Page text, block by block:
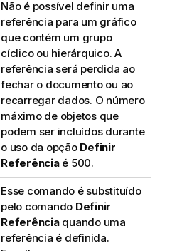
Não é possível definir uma
referência para um gráfico
que contém um grupo
cíclico ou hierárquico. A
referência será perdida ao
fechar o documento ou ao
recarregar dados. O número
máximo de objetos que
podem ser incluídos durante
o uso da opção Definir
Referênciaé 500.
Esse comando é substituído
pelo comando Definir
Referênciaquando uma
referência é definida.